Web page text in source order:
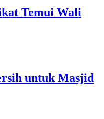
Temui Wali
untuk Masjid